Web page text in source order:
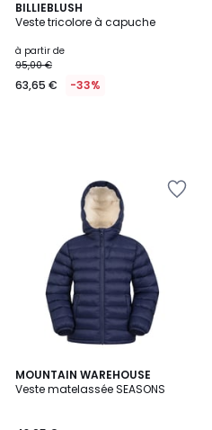
BILLIEBLUSH
Veste tricolore à capuche
à partir de
95,00 €
63,65 € -33%
MOUNTAIN WAREHOUSE
Veste matelassée SEASONS
4
Couleurs